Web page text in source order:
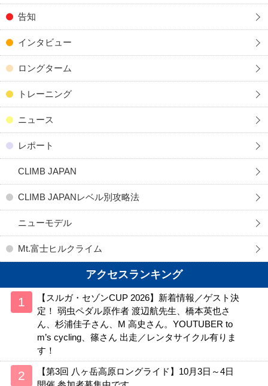
告知
インタビュー
ロングターム
トレーニング
ニュース
レポート
CLIMB JAPAN
CLIMB JAPANレベル別攻略法
ニューモデル
Mt.富士ヒルクライム
アクセスランキング
【スルガ・セゾンCUP 2026】新着情報／ゲスト決
定！ 弱虫ペダル原作者 渡辺航先生、橋本英也さ
ん、杉浦佳子さん、M 高史さん。YOUTUBER to
m’s cycling、篠さん 出走／レンタサイクル有りま
す！
【第3回 八ヶ岳高原ロングライド】10月3日～4日